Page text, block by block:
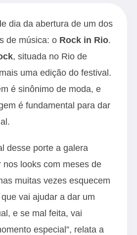
dia da abertura de um dos
de música: o Rock in Rio.
, situada no Rio de
uma edição do festival.
é sinônimo de moda, e
é fundamental para dar
desse porte a galera
nos looks com meses de
muitas vezes esquecem
vai ajudar a dar um
e se mal feita, vai
especial”, relata a